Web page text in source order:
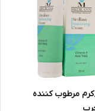
مرطوب کننده